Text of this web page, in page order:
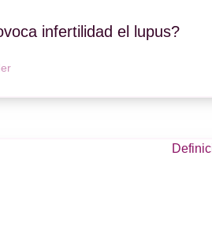
infertilidad el lupus?